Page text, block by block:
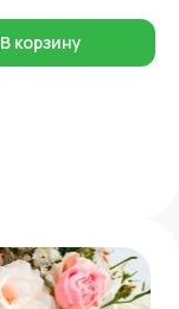
В корзину